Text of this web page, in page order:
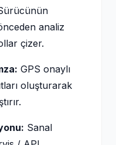
analiz
çizer.
GPS onaylı
oluşturarak
Sanal